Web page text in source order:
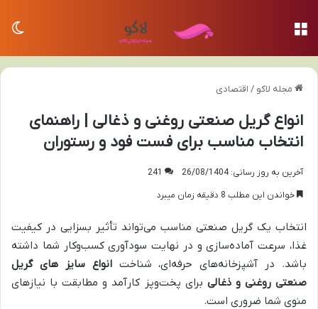
مجله لاکو / اقتصادی
انواع گریل صنعتی روغنی و ذغالی | راهنمای
انتخاب مناسب برای فست فود و رستوران
آخرین به روز رسانی: 26/08/1404
241
خواندن این مطلب 8 دقیقه زمان میبرد
انتخاب یک گریل صنعتی مناسب می‌تواند تأثیر بسزایی در کیفیت
غذا، سرعت آماده‌سازی و در نهایت سودآوری کسب‌وکار شما داشته
باشد. در آشپزخانه‌های حرفه‌ای، شناختانواع سایز های گریل
صنعتی روغنی و ذغالی برای پخت‌وپز کارآمد و مطابقت با نیازهای
منوی شما ضروری است.